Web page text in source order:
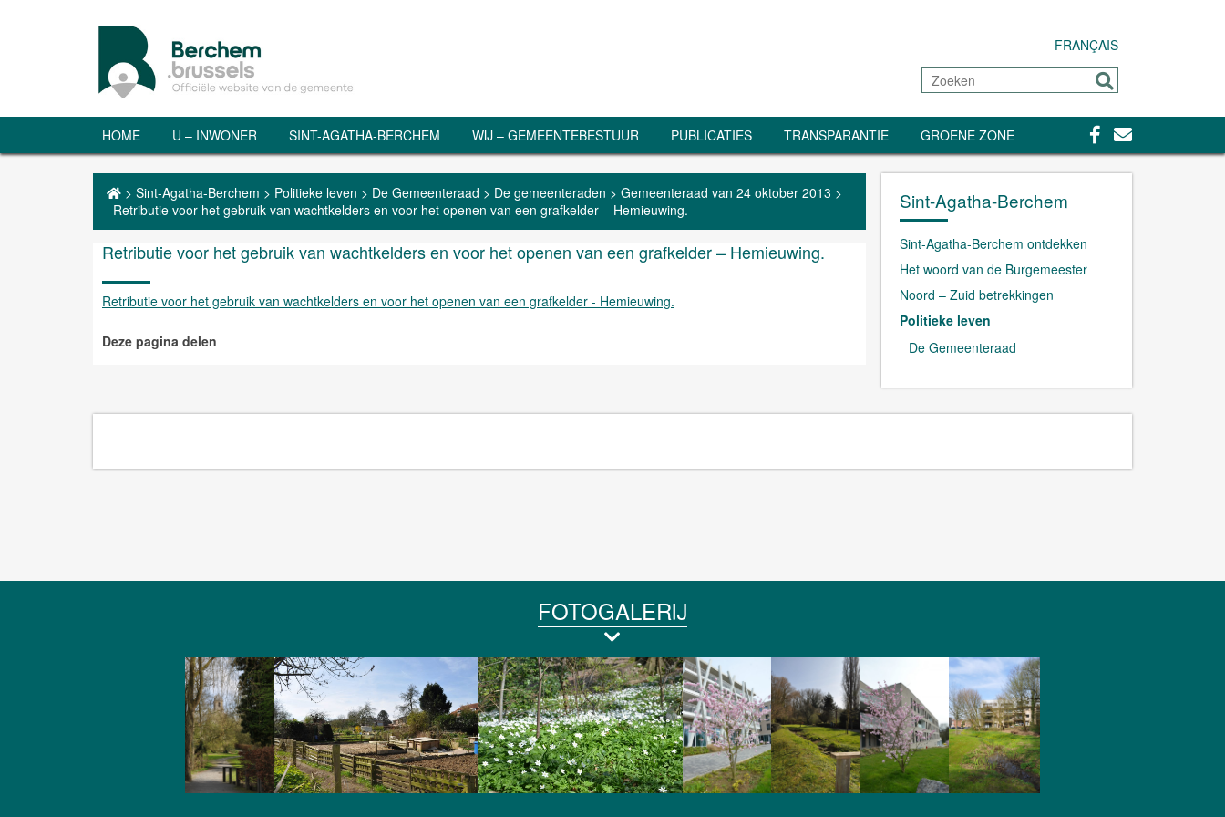
FRANÇAIS
Zoeken
Sturen
HOME U – INWONER SINT-AGATHA-BERCHEM WIJ – GEMEENTEBESTUUR PUBLICATIES TRANSPARANTIE GROENE ZONE Facebook
Contact
> Sint-Agatha-Berchem > Politieke leven > De Gemeenteraad > De gemeenteraden > Gemeenteraad van 24 oktober 2013 >
Retributie voor het gebruik van wachtkelders en voor het openen van een grafkelder – Hemieuwing.
Retributie voor het gebruik van wachtkelders en voor het openen van een grafkelder – Hemieuwing.
Retributie voor het gebruik van wachtkelders en voor het openen van een grafkelder - Hemieuwing.
Deze pagina delen
Sint-Agatha-Berchem
Sint-Agatha-Berchem ontdekken
Het woord van de Burgemeester
Noord – Zuid betrekkingen
Politieke leven
De Gemeenteraad
FOTOGALERIJ